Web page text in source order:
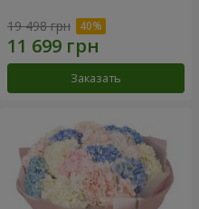
19 498 грн
Заказать